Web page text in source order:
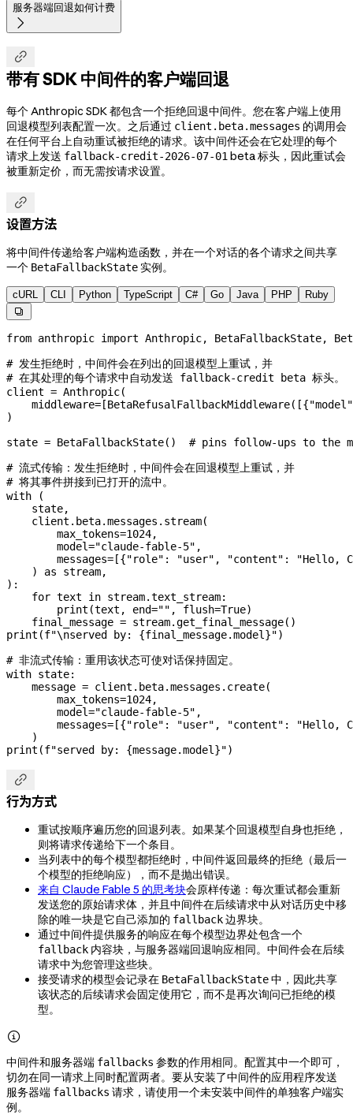
服务器端回退如何计费


带有 SDK 中间件的客户端回退
每个 Anthropic SDK 都包含一个拒绝回退中间件。您在客户端上使用
回退模型列表配置一次。之后通过 client.beta.messages 的调用会
在任何平台上自动重试被拒绝的请求。该中间件还会在它处理的每个
请求上发送 fallback-credit-2026-07-01 beta 标头，因此重试会
被重新定价，而无需按请求设置。

设置方法
将中间件传递给客户端构造函数，并在一个对话的各个请求之间共享
一个 BetaFallbackState实例。
cURL CLI Python TypeScript C# Go Java PHP Ruby

from anthropic import Anthropic, BetaFallbackState,
# 发生拒绝时，中间件会在列出的回退模型上重试，并
# 在其处理的每个请求中自动发送 fallback-credit beta 标头。
client = Anthropic(
    middleware
= [BetaRefusalFallbackMiddleware([{"model"
)
state = BetaFallbackState() # pins follow-ups to the
# 流式传输：发生拒绝时，中间件会在回退模型上重试，并
# 将其事件拼接到已打开的流中。
with (
    state,
    client.beta.messages.stream(
        max_tokens
=1024,
        model
="claude-fable-5" ,
        messages
= [{"role" : "user" , "content" :
"Hello,
    )
as stream,
):
    for
text in stream.text_stream:
        print
(text, end="" , flush=True)
    final_message
= stream.get_final_message()
print (f"\nserved by: {final_message.model}")
# 非流式传输：重用该状态可使对话保持固定。
with state:
    message
= client.beta.messages.create(
        max_tokens
=1024,
        model
="claude-fable-5" ,
        messages
= [{"role" : "user" , "content" :
"Hello,
    )
print (f"served by: {message.model}")

行为方式
重试按顺序遍历您的回退列表。如果某个回退模型自身也拒绝，
则将请求传递给下一个条目。
当列表中的每个模型都拒绝时，中间件返回最终的拒绝（最后一
个模型的拒绝响应），而不是抛出错误。
来自 Claude Fable 5 的思考块会原样传递：每次重试都会重新
发送您的原始请求体，并且中间件在后续请求中从对话历史中移
除的唯一块是它自己添加的 fallback边界块。
通过中间件提供服务的响应在每个模型边界处包含一个
fallback 内容块，与服务器端回退响应相同。中间件会在后续
请求中为您管理这些块。
接受请求的模型会记录在 BetaFallbackState中，因此共享
该状态的后续请求会固定使用它，而不是再次询问已拒绝的模
型。

中间件和服务器端 fallbacks 参数的作用相同。配置其中一个即可，
切勿在同一请求上同时配置两者。要从安装了中间件的应用程序发送
服务器端 fallbacks 请求，请使用一个未安装中间件的单独客户端实
例。